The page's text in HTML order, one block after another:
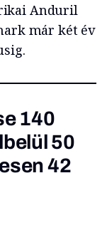
Anduril
már két év
140
50
42